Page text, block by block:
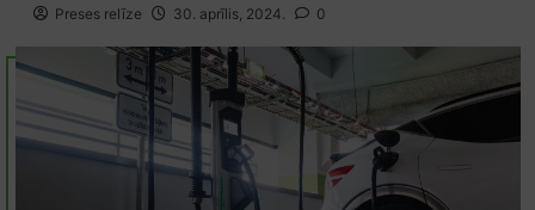
Preses relīze 30. aprīlis, 2024. 0